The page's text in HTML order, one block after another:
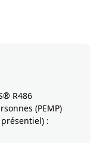
R486
(PEMP)
: